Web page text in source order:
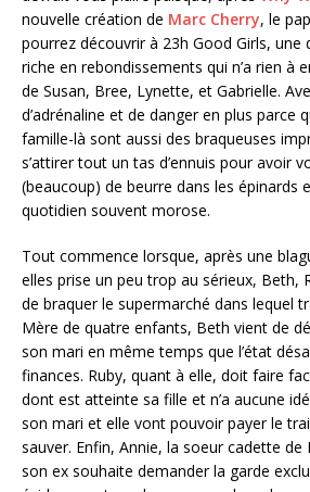
nouvelle création de Marc Cherry, le
pourrez découvrir à 23h Good Girls, une
riche en rebondissements qui n’a rien à
de Susan, Bree, Lynette, et Gabrielle.
d’adrénaline et de danger en plus parce
famille-là sont aussi des braqueuses
s’attirer tout un tas d’ennuis pour avoir
(beaucoup) de beurre dans les épinards
quotidien souvent morose.
Tout commence lorsque, après une
elles prise un peu trop au sérieux, Beth,
de braquer le supermarché dans lequel
Mère de quatre enfants, Beth vient de
son mari en même temps que l’état
finances. Ruby, quant à elle, doit faire
dont est atteinte sa fille et n’a aucune
son mari et elle vont pouvoir payer le
sauver. Enfin, Annie, la soeur cadette de
son ex souhaite demander la garde